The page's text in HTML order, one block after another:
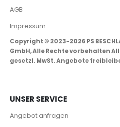
AGB
Impressum
Copyright © 2023-2026 PS
GmbH, Alle Rechte vorbehalten
gesetzl. MwSt. Angebote
UNSER SERVICE
Angebot anfragen